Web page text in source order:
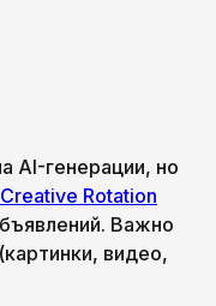
AI-генерации, но
Rotation
Важно
видео,